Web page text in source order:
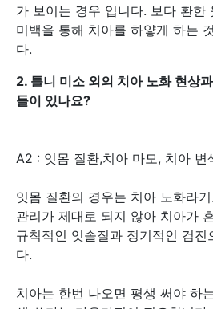
가 보이는 경우 입니다. 보다 환한
미백을 통해 치아를 하얗게 하는
다.
2. 틀니 미소 외의 치아 노화 현상
들이 있나요?
A2 : 잇몸 질환,치아 마모, 치아 변
잇몸 질환의 경우는 치아 노화라
관리가 제대로 되지 않아 치아가
규칙적인 잇솔질과 정기적인 검진
다.
치아는 한번 나오면 평생 써야 하